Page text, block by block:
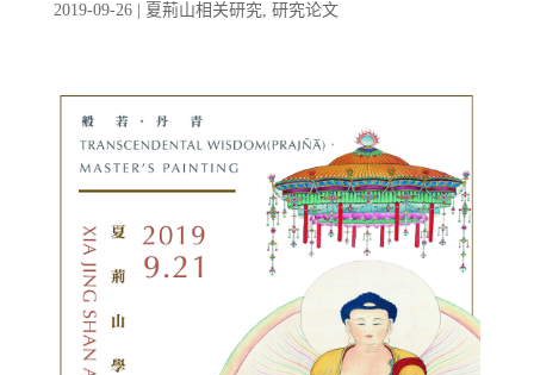
2019-09-26| 夏荊山相关研究, 研究论文